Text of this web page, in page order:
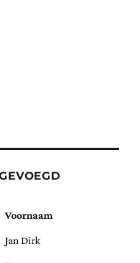
Voornaam
Jan Dirk